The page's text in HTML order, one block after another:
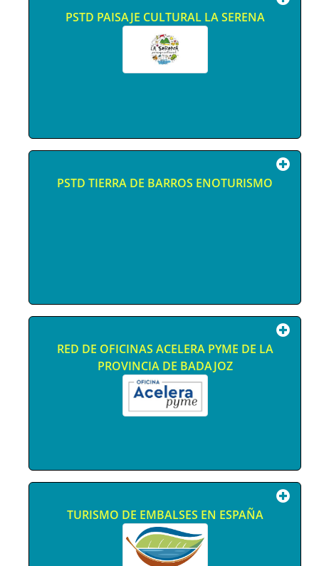
PSTD PAISAJE CULTURAL LA SERENA
PSTD TIERRA DE BARROS ENOTURISMO
RED DE OFICINAS ACELERA PYME DE LA
PROVINCIA DE BADAJOZ
TURISMO DE EMBALSES EN ESPAÑA